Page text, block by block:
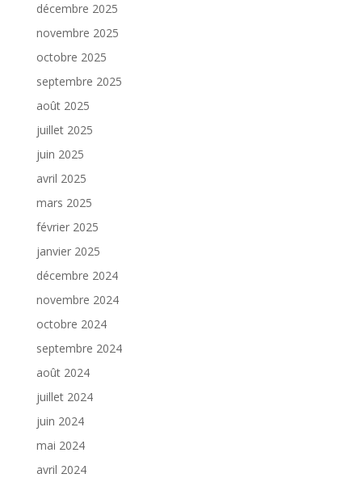
décembre 2025
novembre 2025
octobre 2025
septembre 2025
août 2025
juillet 2025
juin 2025
avril 2025
mars 2025
février 2025
janvier 2025
décembre 2024
novembre 2024
octobre 2024
septembre 2024
août 2024
juillet 2024
juin 2024
mai 2024
avril 2024